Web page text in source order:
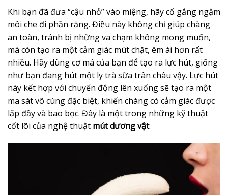
Khi bạn đã đưa “cậu nhỏ” vào miệng, hãy cố gắng ngậm
môi che đi phần răng. Điều này không chỉ giúp chàng
an toàn, tránh bị những va chạm không mong muốn,
mà còn tạo ra một cảm giác mút chặt, êm ái hơn rất
nhiều. Hãy dùng cơ má của bạn để tạo ra lực hút, giống
như bạn đang hút một ly trà sữa trân châu vậy. Lực hút
này kết hợp với chuyển động lên xuống sẽ tạo ra một
ma sát vô cùng đặc biệt, khiến chàng có cảm giác được
lấp đầy và bao bọc. Đây là một trong những kỹ thuật
cốt lõi của nghệ thuật mút dương vật.